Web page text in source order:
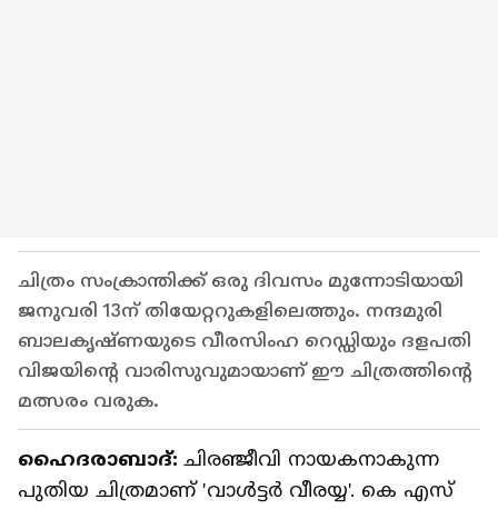
ചിത്രം സംക്രാന്തിക്ക് ഒരു ദിവസം മുന്നോടിയായി
ജനുവരി 13ന് തിയേറ്ററുകളിലെത്തും. നന്ദമുരി
ബാലകൃഷ്ണയുടെ വീരസിംഹ റെഡ്ഡിയും ദളപതി
വിജയിന്റെ വാരിസുവുമായാണ് ഈ ചിത്രത്തിന്‍റെ
മത്സരം വരുക.
ഹൈദരാബാദ്: ചിരഞ്ജീവി നായകനാകുന്ന
പുതിയ ചിത്രമാണ് 'വാള്‍ട്ടര്‍ വീരയ്യ'. കെ എസ്